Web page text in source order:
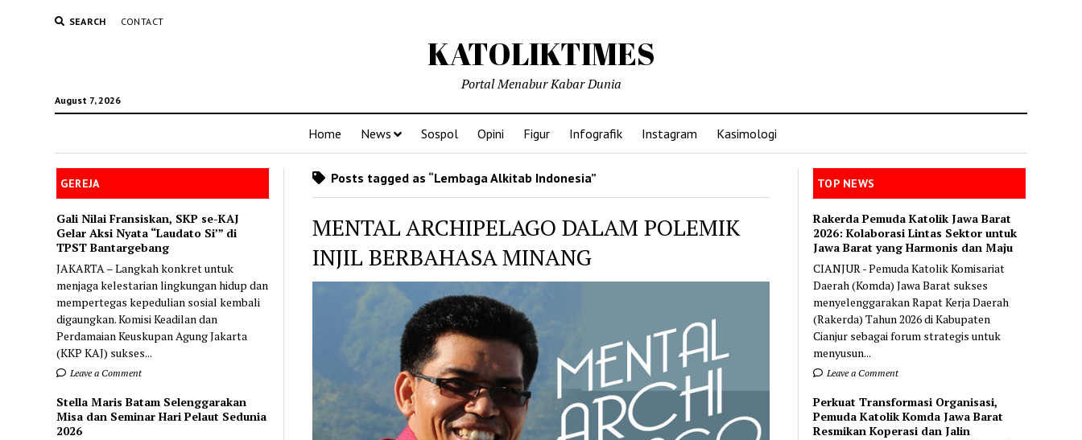
SEARCH CONTACT
KATOLIKTIMES
August 7, 2026
Portal Menabur Kabar Dunia
Home News Sospol Opini Figur Infografik Instagram Kasimologi
GEREJA
Gali Nilai Fransiskan, SKP se-KAJ
Gelar Aksi Nyata “Laudato Si’” di
TPST Bantargebang
JAKARTA – Langkah konkret untuk
menjaga kelestarian lingkungan hidup dan
mempertegas kepedulian sosial kembali
digaungkan. Komisi Keadilan dan
Perdamaian Keuskupan Agung Jakarta
(KKP KAJ) sukses...
Leave a Comment
Stella Maris Batam Selenggarakan
Misa dan Seminar Hari Pelaut Sedunia
2026
Posts tagged as “Lembaga Alkitab Indonesia”
MENTAL ARCHIPELAGO DALAM POLEMIK
INJIL BERBAHASA MINANG
TOP NEWS
Rakerda Pemuda Katolik Jawa Barat
2026: Kolaborasi Lintas Sektor untuk
Jawa Barat yang Harmonis dan Maju
CIANJUR - Pemuda Katolik Komisariat
Daerah (Komda) Jawa Barat sukses
menyelenggarakan Rapat Kerja Daerah
(Rakerda) Tahun 2026 di Kabupaten
Cianjur sebagai forum strategis untuk
menyusun...
Leave a Comment
Perkuat Transformasi Organisasi,
Pemuda Katolik Komda Jawa Barat
Resmikan Koperasi dan Jalin